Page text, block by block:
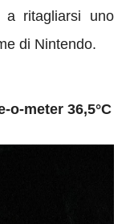
a ritagliarsi uno
di Nintendo.
o-meter 36,5°C